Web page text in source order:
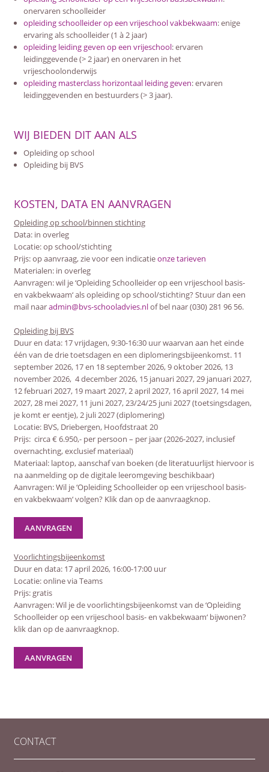
onervaren schoolleider
opleiding schoolleider op een vrijeschool vakbekwaam: enige
ervaring als schoolleider (1 à 2 jaar)
opleiding leiding geven op een vrijeschool: ervaren
leidinggevende (> 2 jaar) en onervaren in het
vrijeschoolonderwijs
opleiding masterclass horizontaal leiding geven: ervaren
leidinggevenden en bestuurders (> 3 jaar).
WIJ BIEDEN DIT AAN ALS
Opleiding op school
Opleiding bij BVS
KOSTEN, DATA EN AANVRAGEN
Opleiding op school/binnen stichting
Data: in overleg
Locatie: op school/stichting
Prijs: op aanvraag, zie voor een indicatieonze tarieven
Materialen: in overleg
Aanvragen: wil je ‘Opleiding Schoolleider op een vrijeschool basis-
en vakbekwaam‘ als opleiding op school/stichting? Stuur dan een
mail naaradmin@bvs-schooladvies.nlof bel naar (030) 281 96 56.
Opleiding bij BVS
Duur en data: 17 vrijdagen, 9:30-16:30 uur waarvan aan het einde
één van de drie toetsdagen en een diplomeringsbijeenkomst. 11
september 2026, 17 en 18 september 2026, 9 oktober 2026, 13
november 2026, 4 december 2026, 15 januari 2027, 29 januari 2027,
12 februari 2027, 19 maart 2027, 2 april 2027, 16 april 2027, 14 mei
2027, 28 mei 2027, 11 juni 2027, 23/24/25 juni 2027 (toetsingsdagen,
je komt er eentje), 2 juli 2027 (diplomering)
Locatie: BVS, Driebergen, Hoofdstraat 20
Prijs: circa € 6.950,- per persoon – per jaar (2026-2027, inclusief
overnachting, exclusief materiaal)
Materiaal: laptop, aanschaf van boeken (de literatuurlijst hiervoor is
na aanmelding op de digitale leeromgeving beschikbaar)
Aanvragen: Wil je ‘Opleiding Schoolleider op een vrijeschool basis-
en vakbekwaam‘ volgen? Klik dan op de aanvraagknop.
AANVRAGEN
Voorlichtingsbijeenkomst
Duur en data: 17 april 2026, 16:00-17:00 uur
Locatie: online via Teams
Prijs: gratis
Aanvragen: Wil je de voorlichtingsbijeenkomst van de ‘Opleiding
Schoolleider op een vrijeschool basis- en vakbekwaam‘ bijwonen?
klik dan op de aanvraagknop.
AANVRAGEN
CONTACT